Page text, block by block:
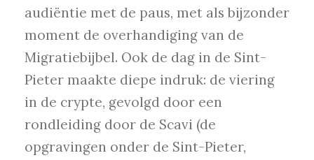
audiëntie met de paus, met als bijzonder
moment de overhandiging van de
Migratiebijbel. Ook de dag in de Sint-
Pieter maakte diepe indruk: de viering
in de crypte, gevolgd door een
rondleiding door de Scavi (de
opgravingen onder de Sint-Pieter,